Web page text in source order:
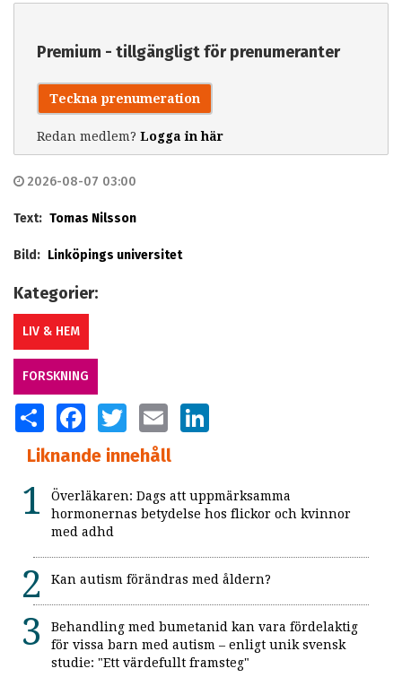
Premium - tillgängligt för prenumeranter
Teckna prenumeration
Redan medlem? Logga in här
2026-08-07 03:00
Text: Tomas Nilsson
Bild: Linköpings universitet
Kategorier:
LIV & HEM
FORSKNING
SHARE FACEBOOKTWITTER EMAIL
Liknande innehåll
Överläkaren: Dags att uppmärksamma
hormonernas betydelse hos flickor och kvinnor
med adhd
Kan autism förändras med åldern?
Behandling med bumetanid kan vara fördelaktig
för vissa barn med autism – enligt unik svensk
studie: "Ett värdefullt framsteg"